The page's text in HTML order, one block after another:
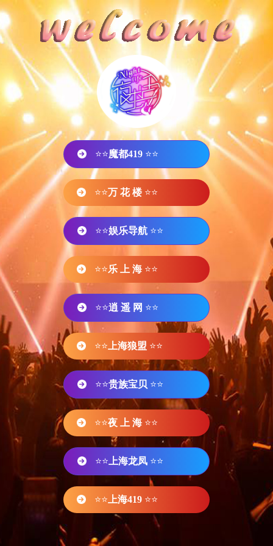
⭐⭐魔都419 ⭐⭐
⭐⭐万 花 楼 ⭐⭐
⭐⭐娱乐导航 ⭐⭐
⭐⭐乐 上 海 ⭐⭐
⭐⭐逍 遥 网 ⭐⭐
⭐⭐ 上海狼盟 ⭐⭐
⭐⭐贵族宝贝 ⭐⭐
⭐⭐夜 上 海 ⭐⭐
⭐⭐ 上海龙凤 ⭐⭐
⭐⭐ 上海419 ⭐⭐